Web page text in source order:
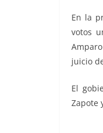
o
o
k
En la
votos
juicio
El
Zapote